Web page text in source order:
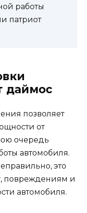
работы
патриот
даймос
позволяет
от
очередь
автомобиля.
это
повреждениям и
автомобиля.